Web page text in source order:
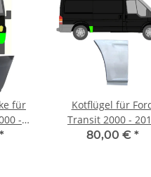
für
-
Kotflügel für
Transit 2000 -
hinten rechts
80,00 € *